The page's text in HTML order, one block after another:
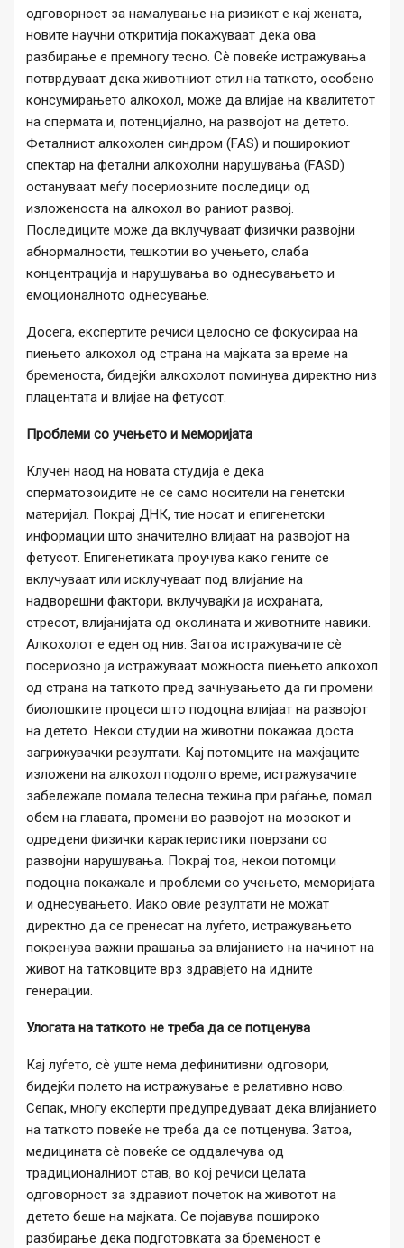
одговорност за намалување на ризикот е кај жената,
новите научни откритија покажуваат дека ова
разбирање е премногу тесно. Сè повеќе истражувања
потврдуваат дека животниот стил на таткото, особено
консумирањето алкохол, може да влијае на квалитетот
на спермата и, потенцијално, на развојот на детето.
Феталниот алкохолен синдром (FAS) и поширокиот
спектар на фетални алкохолни нарушувања (FASD)
остануваат меѓу посериозните последици од
изложеноста на алкохол во раниот развој.
Последиците може да вклучуваат физички развојни
абнормалности, тешкотии во учењето, слаба
концентрација и нарушувања во однесувањето и
емоционалното однесување.
Досега, експертите речиси целосно се фокусираа на
пиењето алкохол од страна на мајката за време на
бременоста, бидејќи алкохолот поминува директно низ
плацентата и влијае на фетусот.
Проблеми со учењето и меморијата
Клучен наод на новата студија е дека
сперматозоидите не се само носители на генетски
материјал. Покрај ДНК, тие носат и епигенетски
информации што значително влијаат на развојот на
фетусот. Епигенетиката проучува како гените се
вклучуваат или исклучуваат под влијание на
надворешни фактори, вклучувајќи ја исхраната,
стресот, влијанијата од околината и животните навики.
Алкохолот е еден од нив. Затоа истражувачите сè
посериозно ја истражуваат можноста пиењето алкохол
од страна на таткото пред зачнувањето да ги промени
биолошките процеси што подоцна влијаат на развојот
на детето. Некои студии на животни покажаа доста
загрижувачки резултати. Кај потомците на мажјаците
изложени на алкохол подолго време, истражувачите
забележале помала телесна тежина при раѓање, помал
обем на главата, промени во развојот на мозокот и
одредени физички карактеристики поврзани со
развојни нарушувања. Покрај тоа, некои потомци
подоцна покажале и проблеми со учењето, меморијата
и однесувањето. Иако овие резултати не можат
директно да се пренесат на луѓето, истражувањето
покренува важни прашања за влијанието на начинот на
живот на татковците врз здравјето на идните
генерации.
Улогата на таткото не треба да се потценува
Кај луѓето, сè уште нема дефинитивни одговори,
бидејќи полето на истражување е релативно ново.
Сепак, многу експерти предупредуваат дека влијанието
на таткото повеќе не треба да се потценува. Затоа,
медицината сè повеќе се оддалечува од
традиционалниот став, во кој речиси целата
одговорност за здравиот почеток на животот на
детето беше на мајката. Се појавува пошироко
разбирање дека подготовката за бременост е